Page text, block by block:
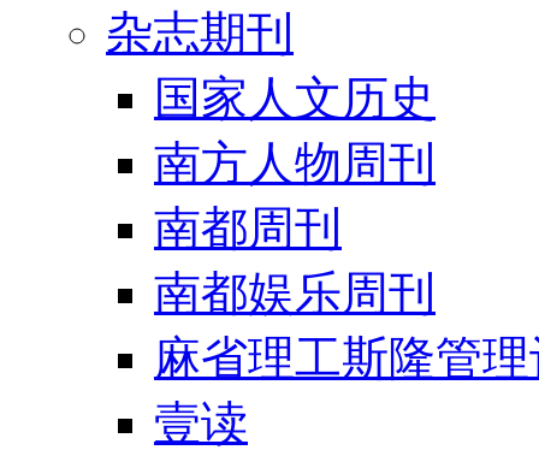
杂志期刊
国家人文历史
南方人物周刊
南都周刊
南都娱乐周刊
麻省理工斯隆管
壹读